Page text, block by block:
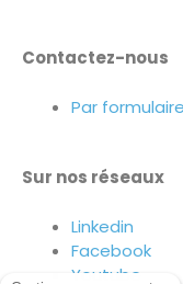
Contactez-nous
Par formulaire
Sur nos réseaux
Linkedin
Facebook
Youtube